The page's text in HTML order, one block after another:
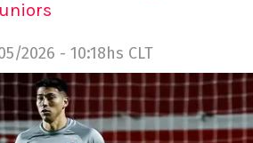
2026 - 10:18hs CLT